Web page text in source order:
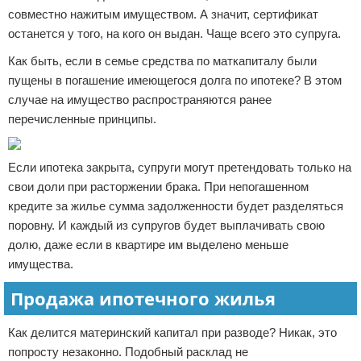
совместно нажитым имуществом. А значит, сертификат
останется у того, на кого он выдан. Чаще всего это супруга.
Как быть, если в семье средства по маткапиталу были
пущены в погашение имеющегося долга по ипотеке? В этом
случае на имущество распространяются ранее
перечисленные принципы.
Если ипотека закрыта, супруги могут претендовать только на
свои доли при расторжении брака. При непогашенном
кредите за жилье сумма задолженности будет разделяться
поровну. И каждый из супругов будет выплачивать свою
долю, даже если в квартире им выделено меньше
имущества.
Продажа ипотечного жилья
Как делится материнский капитал при разводе? Никак, это
попросту незаконно. Подобный расклад не